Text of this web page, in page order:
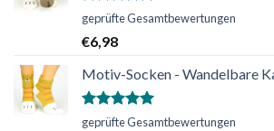
Bewertet
von 5
geprüfte Gesamtbewertungen
€6,98
Motiv-Socken - Wandelbare
Bewertet
geprüfte Gesamtbewertungen